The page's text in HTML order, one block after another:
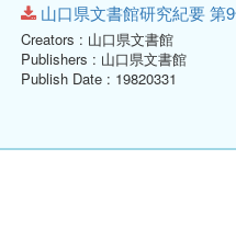
山口県文書館研究紀要 第
Creators : 山口県文書館
Publishers : 山口県文書館
Publish Date : 19820331